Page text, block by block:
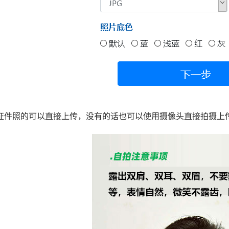
件照的可以直接上传，没有的话也可以使用摄像头直接拍摄上